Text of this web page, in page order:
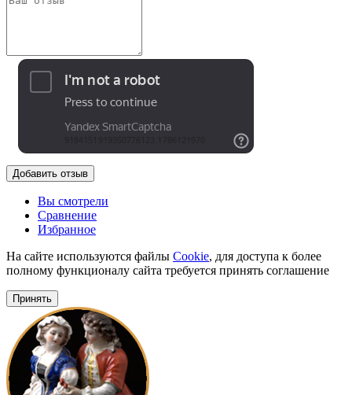
Добавить отзыв
Вы смотрели
Сравнение
Избранное
На сайте используются файлы Cookie, для доступа к более
полному функционалу сайта требуется принять соглашение
Принять